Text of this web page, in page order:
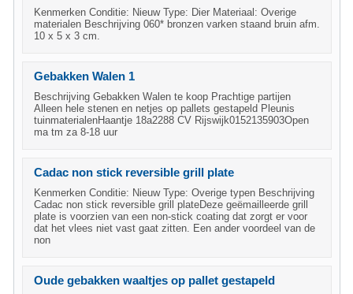
Kenmerken Conditie: Nieuw Type: Dier Materiaal: Overige
materialen Beschrijving 060* bronzen varken staand bruin afm.
10 x 5 x 3 cm.
Gebakken Walen 1
Beschrijving Gebakken Walen te koop Prachtige partijen
Alleen hele stenen en netjes op pallets gestapeld Pleunis
tuinmaterialenHaantje 18a2288 CV Rijswijk0152135903Open
ma tm za 8-18 uur
Cadac non stick reversible grill plate
Kenmerken Conditie: Nieuw Type: Overige typen Beschrijving
Cadac non stick reversible grill plateDeze geëmailleerde grill
plate is voorzien van een non-stick coating dat zorgt er voor
dat het vlees niet vast gaat zitten. Een ander voordeel van de
non
Oude gebakken waaltjes op pallet gestapeld